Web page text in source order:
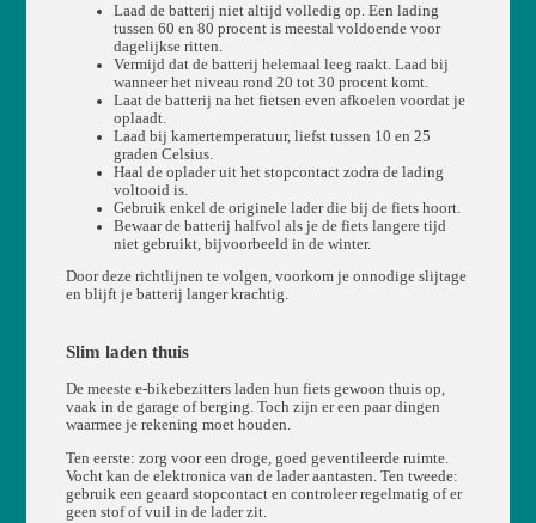
Laad de batterij niet altijd volledig op. Een lading
tussen 60 en 80 procent is meestal voldoende voor
dagelijkse ritten.
Vermijd dat de batterij helemaal leeg raakt. Laad bij
wanneer het niveau rond 20 tot 30 procent komt.
Laat de batterij na het fietsen even afkoelen voordat je
oplaadt.
Laad bij kamertemperatuur, liefst tussen 10 en 25
graden Celsius.
Haal de oplader uit het stopcontact zodra de lading
voltooid is.
Gebruik enkel de originele lader die bij de fiets hoort.
Bewaar de batterij halfvol als je de fiets langere tijd
niet gebruikt, bijvoorbeeld in de winter.
Door deze richtlijnen te volgen, voorkom je onnodige slijtage
en blijft je batterij langer krachtig.
Slim laden thuis
De meeste e-bikebezitters laden hun fiets gewoon thuis op,
vaak in de garage of berging. Toch zijn er een paar dingen
waarmee je rekening moet houden.
Ten eerste: zorg voor een droge, goed geventileerde ruimte.
Vocht kan de elektronica van de lader aantasten. Ten tweede:
gebruik een geaard stopcontact en controleer regelmatig of er
geen stof of vuil in de lader zit.